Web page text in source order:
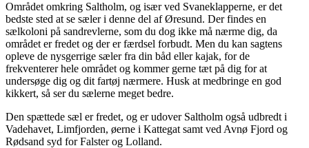
Området omkring Saltholm, og især ved Svaneklapperne, er det
bedste sted at se sæler i denne del af Øresund. Der findes en
sælkoloni på sandrevlerne, som du dog ikke må nærme dig, da
området er fredet og der er færdsel forbudt. Men du kan sagtens
opleve de nysgerrige sæler fra din båd eller kajak, for de
frekventerer hele området og kommer gerne tæt på dig for at
undersøge dig og dit fartøj nærmere. Husk at medbringe en god
kikkert, så ser du sælerne meget bedre.
Den spættede sæl er fredet, og er udover Saltholm også udbredt i
Vadehavet, Limfjorden, øerne i Kattegat samt ved Avnø Fjord og
Rødsand syd for Falster og Lolland.